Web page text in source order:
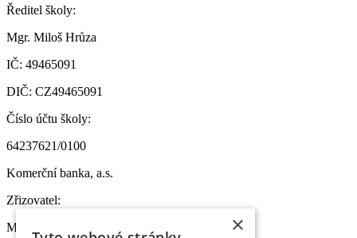
Ředitel školy:
Mgr. Miloš Hrůza
IČ: 49465091
DIČ: CZ49465091
Číslo účtu školy:
64237621/0100
Komerční banka, a.s.
Zřizovatel:
MČ Brno-sever
×